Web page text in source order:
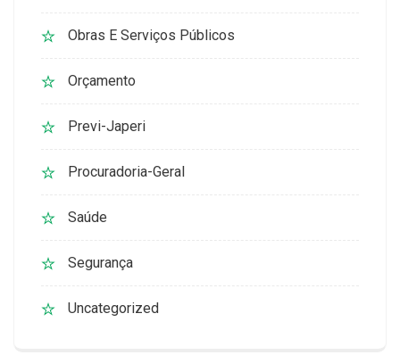
Obras E Serviços Públicos
Orçamento
Previ-Japeri
Procuradoria-Geral
Saúde
Segurança
Uncategorized